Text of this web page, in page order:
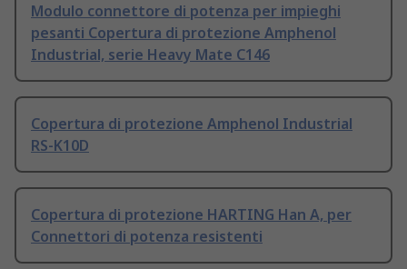
Modulo connettore di potenza per impieghi
pesanti Copertura di protezione Amphenol
Industrial, serie Heavy Mate C146
Copertura di protezione Amphenol Industrial
RS-K10D
Copertura di protezione HARTING Han A, per
Connettori di potenza resistenti